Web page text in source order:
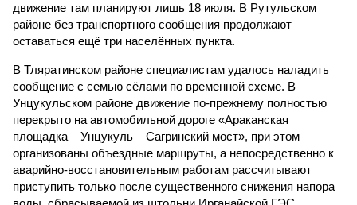
движение там планируют лишь 18 июля. В Рутульском
районе без транспортного сообщения продолжают
оставаться ещё три населённых пункта.
В Тляратинском районе специалистам удалось наладить
сообщение с семью сёлами по временной схеме. В
Унцукульском районе движение по-прежнему полностью
перекрыто на автомобильной дороге «Араканская
площадка – Унцукуль – Сагринский мост», при этом
организованы объездные маршруты, а непосредственно к
аварийно-восстановительным работам рассчитывают
приступить только после существенного снижения напора